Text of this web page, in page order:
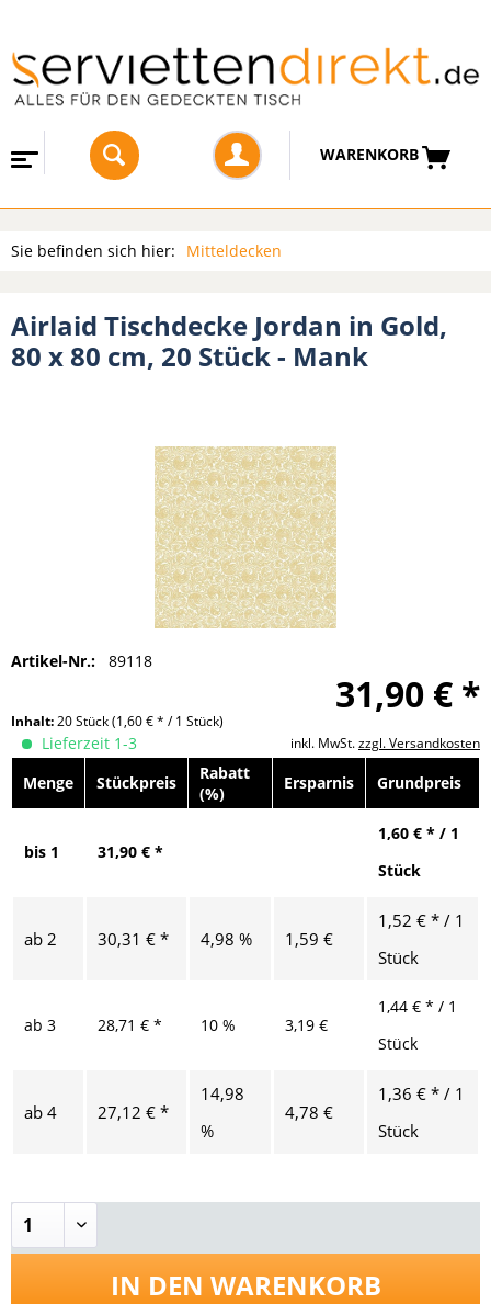
WARENKORB
Sie befinden sich hier: Mitteldecken
Airlaid Tischdecke Jordan in Gold,
80 x 80 cm, 20 Stück - Mank
Artikel-Nr.: 89118
31,90 € *
Inhalt:20 Stück(1,60 € * / 1 Stück)
inkl. MwSt.zzgl. Versandkosten
Lieferzeit 1-3
Menge
Stückpreis
Rabatt
(%)
Ersparnis Grundpreis
bis 1 31,90 € *
1,60 € * / 1
Stück
ab 2 30,31 € * 4,98 % 1,59 €
1,52 € * / 1
Stück
ab 3 28,71 € * 10 % 3,19 €
1,44 € * / 1
Stück
ab 4 27,12 € *
14,98
%
4,78 €
1,36 € * / 1
Stück
IN DEN WARENKORB